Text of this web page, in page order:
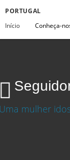
PORTUGAL
Início
Conheça-